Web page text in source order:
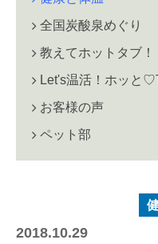
全国炭酸泉めぐり
教えてホットタブ！
Let's温活！ホッと
お客様の声
ペット部
2018.10.29